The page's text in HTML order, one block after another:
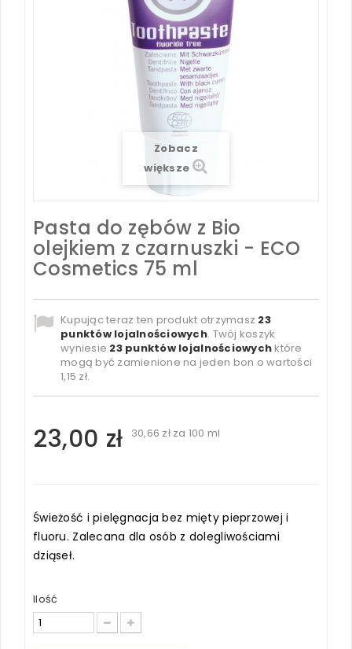
Zobacz
większe
Pasta do zębów z Bio
olejkiem z czarnuszki - ECO
Cosmetics 75 ml
Kupując teraz ten produkt otrzymasz 23
punktów lojalnościowych. Twój koszyk
wyniesie 23punktów lojalnościowych które
mogą być zamienione na jeden bon o wartości
1,15 zł.
23,00 zł 30,66 złza 100 ml
Świeżość i pielęgnacja bez mięty pieprzowej i
fluoru. Zalecana dla osób z dolegliwościami
dziąseł.
Ilość